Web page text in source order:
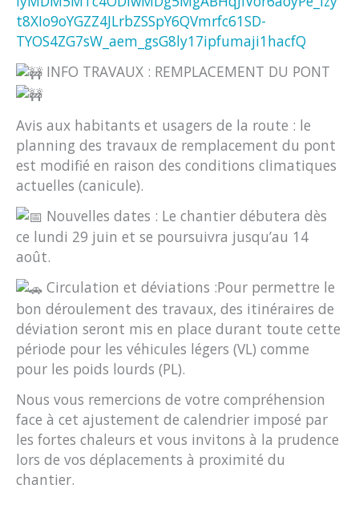
t8XIo9oYGZZ4JLrbZSSpY6QVmrfc61SD-
TYOS4ZG7sW_aem_gsG8ly17ipfumaji1hacfQ
INFO TRAVAUX : REMPLACEMENT DU PONT
Avis aux habitants et usagers de la route : le
planning des travaux de remplacement du pont
est modifié en raison des conditions climatiques
actuelles (canicule).
Nouvelles dates : Le chantier débutera dès
ce lundi 29 juin et se poursuivra jusqu’au 14
août.
Circulation et déviations :Pour permettre le
bon déroulement des travaux, des itinéraires de
déviation seront mis en place durant toute cette
période pour les véhicules légers (VL) comme
pour les poids lourds (PL).
Nous vous remercions de votre compréhension
face à cet ajustement de calendrier imposé par
les fortes chaleurs et vous invitons à la prudence
lors de vos déplacements à proximité du
chantier.